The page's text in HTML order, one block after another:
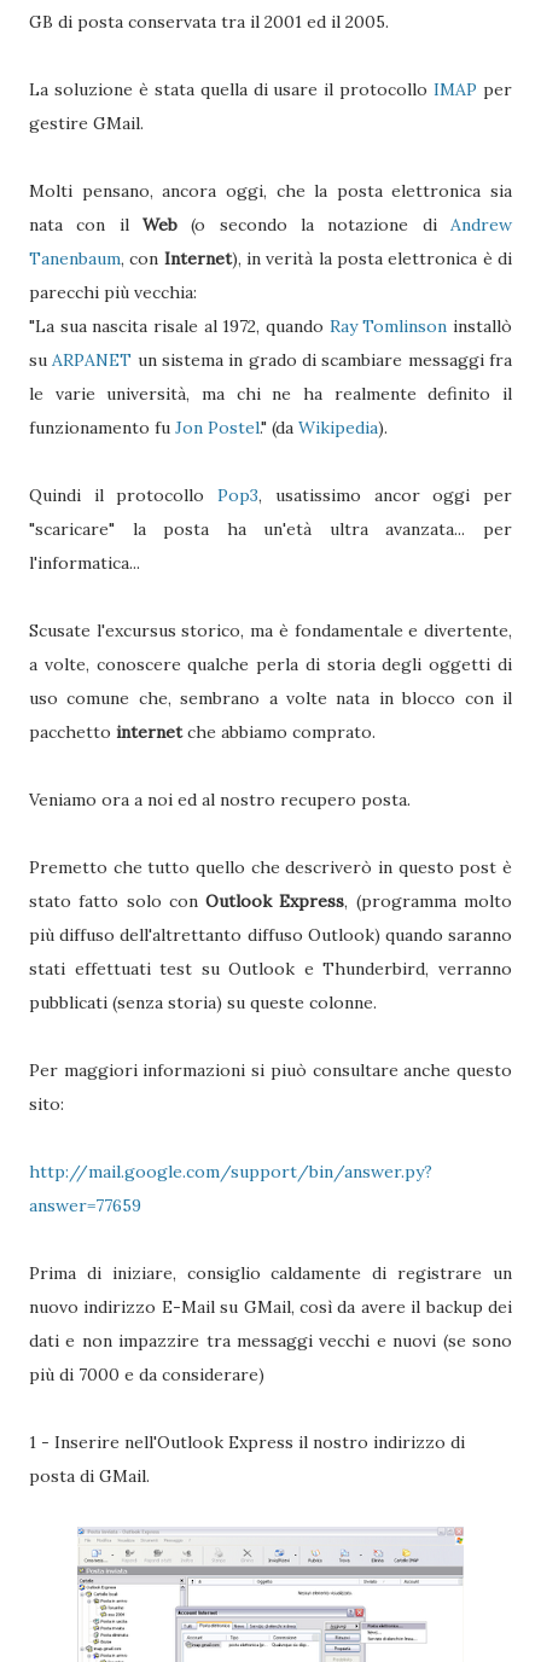
GB di posta conservata tra il 2001 ed il 2005.
La soluzione è stata quella di usare il protocolloIMAP per
gestire GMail.
Molti pensano, ancora oggi, che la posta elettronica sia
nata con il Web (o secondo la notazione di Andrew
Tanenbaum, con Internet), in verità la posta elettronica è di
parecchi più vecchia:
"La sua nascita risale al 1972, quando Ray Tomlinson installò
suARPANET un sistema in grado di scambiare messaggi fra
le varie università, ma chi ne ha realmente definito il
funzionamento fu Jon Postel." (da Wikipedia).
Quindi il protocolloPop3, usatissimo ancor oggi per
"scaricare" la posta ha un'età ultra avanzata... per
l'informatica...
Scusate l'excursus storico, ma è fondamentale e divertente,
a volte, conoscere qualche perla di storia degli oggetti di
uso comune che, sembrano a volte nata in blocco con il
pacchetto internetche abbiamo comprato.
Veniamo ora a noi ed al nostro recupero posta.
Premetto che tutto quello che descriverò in questo post è
stato fatto solo conOutlook Express, (programma molto
più diffuso dell'altrettanto diffuso Outlook) quando saranno
stati effettuati test su Outlook e Thunderbird, verranno
pubblicati (senza storia) su queste colonne.
Per maggiori informazioni si piuò consultare anche questo
sito:
http://mail.google.com/support/bin/answer.py?
answer=77659
Prima di iniziare, consiglio caldamente di registrare un
nuovo indirizzo E-Mail su GMail, così da avere il backup dei
dati e non impazzire tra messaggi vecchi e nuovi (se sono
più di 7000 e da considerare)
1 - Inserire nell'Outlook Express il nostro indirizzo di
posta di GMail.